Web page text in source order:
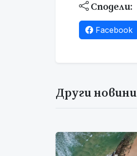
Сподели:
Facebook
Други